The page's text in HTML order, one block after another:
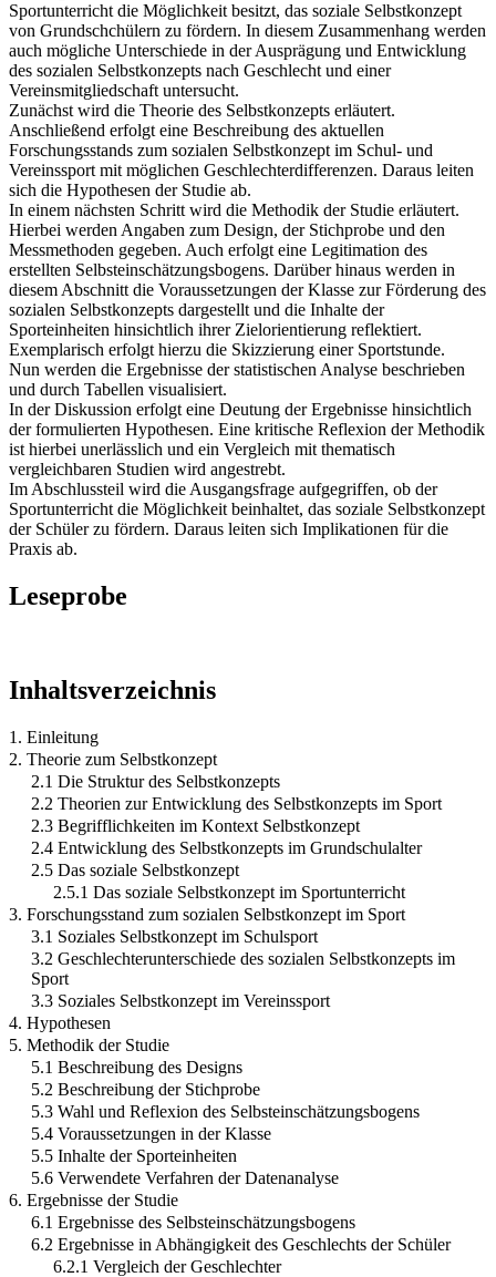
Sportunterricht die Möglichkeit besitzt, das soziale Selbstkonzept
von Grundschchülern zu fördern. In diesem Zusammenhang werden
auch mögliche Unterschiede in der Ausprägung und Entwicklung
des sozialen Selbstkonzepts nach Geschlecht und einer
Vereinsmitgliedschaft untersucht.
Zunächst wird die Theorie des Selbstkonzepts erläutert.
Anschließend erfolgt eine Beschreibung des aktuellen
Forschungsstands zum sozialen Selbstkonzept im Schul- und
Vereinssport mit möglichen Geschlechterdifferenzen. Daraus leiten
sich die Hypothesen der Studie ab.
In einem nächsten Schritt wird die Methodik der Studie erläutert.
Hierbei werden Angaben zum Design, der Stichprobe und den
Messmethoden gegeben. Auch erfolgt eine Legitimation des
erstellten Selbsteinschätzungsbogens. Darüber hinaus werden in
diesem Abschnitt die Voraussetzungen der Klasse zur Förderung des
sozialen Selbstkonzepts dargestellt und die Inhalte der
Sporteinheiten hinsichtlich ihrer Zielorientierung reflektiert.
Exemplarisch erfolgt hierzu die Skizzierung einer Sportstunde.
Nun werden die Ergebnisse der statistischen Analyse beschrieben
und durch Tabellen visualisiert.
In der Diskussion erfolgt eine Deutung der Ergebnisse hinsichtlich
der formulierten Hypothesen. Eine kritische Reflexion der Methodik
ist hierbei unerlässlich und ein Vergleich mit thematisch
vergleichbaren Studien wird angestrebt.
Im Abschlussteil wird die Ausgangsfrage aufgegriffen, ob der
Sportunterricht die Möglichkeit beinhaltet, das soziale Selbstkonzept
der Schüler zu fördern. Daraus leiten sich Implikationen für die
Praxis ab.
Leseprobe
Inhaltsverzeichnis
1. Einleitung
2. Theorie zum Selbstkonzept
2.1 Die Struktur des Selbstkonzepts
2.2 Theorien zur Entwicklung des Selbstkonzepts im Sport
2.3 Begrifflichkeiten im Kontext Selbstkonzept
2.4 Entwicklung des Selbstkonzepts im Grundschulalter
2.5 Das soziale Selbstkonzept
2.5.1 Das soziale Selbstkonzept im Sportunterricht
3. Forschungsstand zum sozialen Selbstkonzept im Sport
3.1 Soziales Selbstkonzept im Schulsport
3.2 Geschlechterunterschiede des sozialen Selbstkonzepts im
Sport
3.3 Soziales Selbstkonzept im Vereinssport
4. Hypothesen
5. Methodik der Studie
5.1 Beschreibung des Designs
5.2 Beschreibung der Stichprobe
5.3 Wahl und Reflexion des Selbsteinschätzungsbogens
5.4 Voraussetzungen in der Klasse
5.5 Inhalte der Sporteinheiten
5.6 Verwendete Verfahren der Datenanalyse
6. Ergebnisse der Studie
6.1 Ergebnisse des Selbsteinschätzungsbogens
6.2 Ergebnisse in Abhängigkeit des Geschlechts der Schüler
6.2.1 Vergleich der Geschlechter